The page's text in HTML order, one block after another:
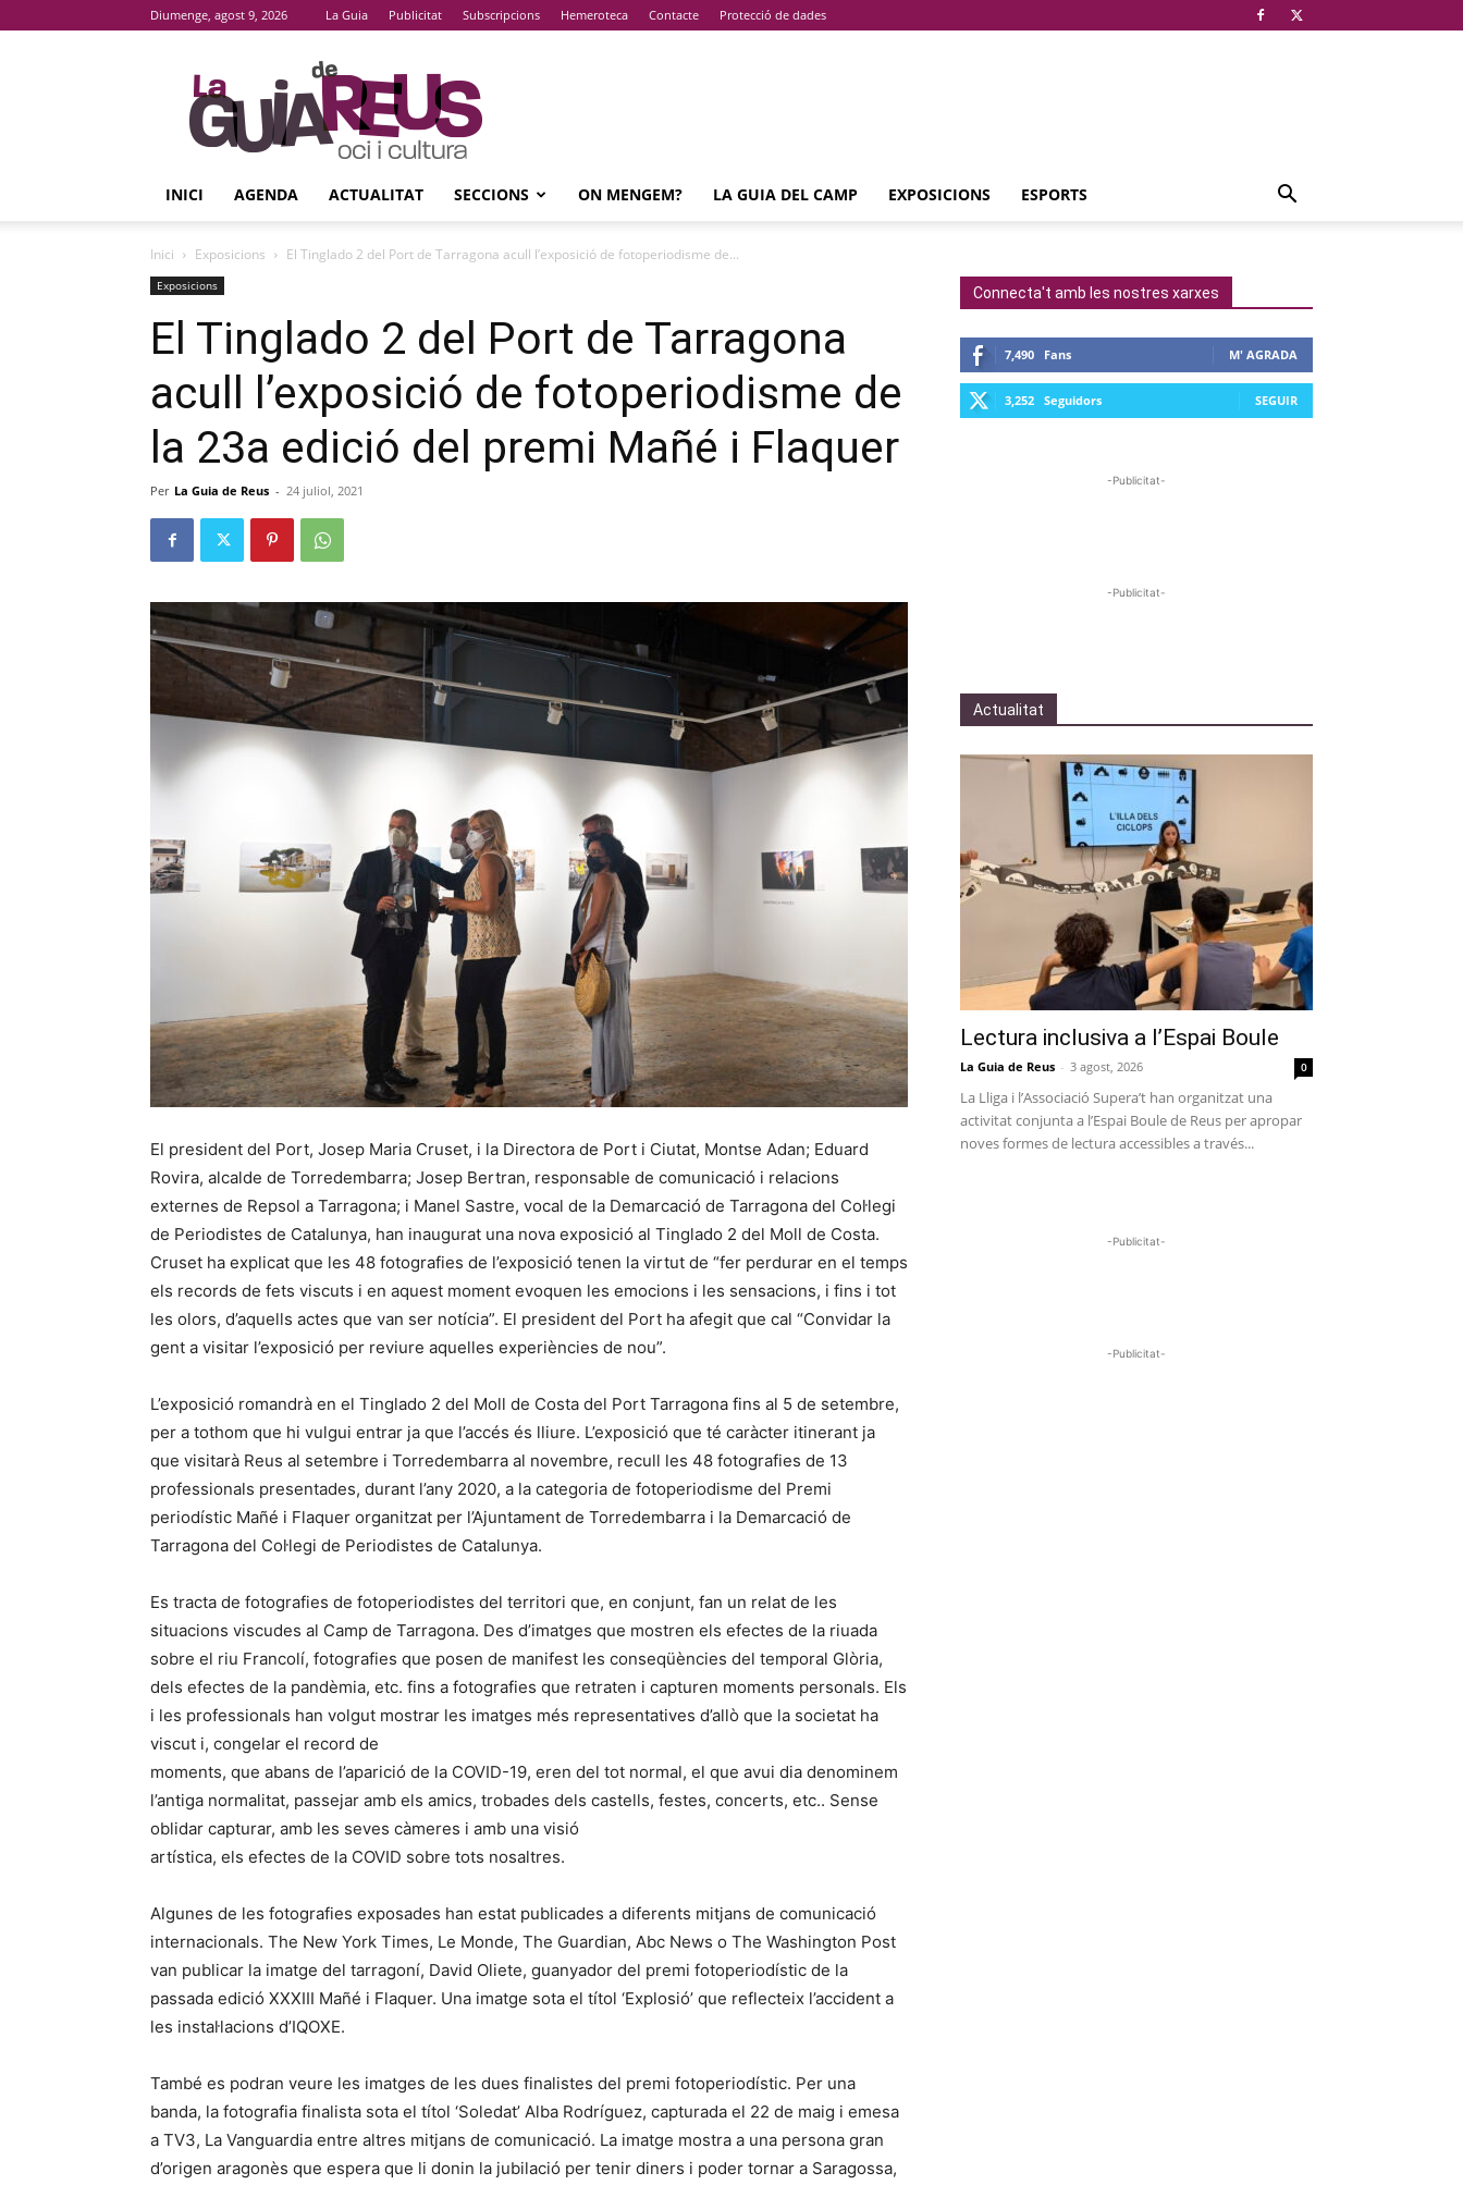
Diumenge, agost 9, 2026 La Guia Publicitat Subscripcions Hemeroteca Contacte Protecció de dades
La
Guia
De
Reus
INICI AGENDA ACTUALITAT SECCIONS ON MENGEM? LA GUIA DEL CAMP EXPOSICIONS ESPORTS
Inici Exposicions El Tinglado 2 del Port de Tarragona acull l’exposició de fotoperiodisme de...
Exposicions
El Tinglado 2 del Port de Tarragona
acull l’exposició de fotoperiodisme de
la 23a edició del premi Mañé i Flaquer
Per La Guia de Reus - 24 juliol, 2021
El president del Port, Josep Maria Cruset, i la Directora de Port i Ciutat, Montse Adan; Eduard
Rovira, alcalde de Torredembarra; Josep Bertran, responsable de comunicació i relacions
externes de Repsol a Tarragona; i Manel Sastre, vocal de la Demarcació de Tarragona del Col·legi
de Periodistes de Catalunya, han inaugurat una nova exposició al Tinglado 2 del Moll de Costa.
Cruset ha explicat que les 48 fotografies de l’exposició tenen la virtut de “fer perdurar en el temps
els records de fets viscuts i en aquest moment evoquen les emocions i les sensacions, i fins i tot
les olors, d’aquells actes que van ser notícia”. El president del Port ha afegit que cal “Convidar la
gent a visitar l’exposició per reviure aquelles experiències de nou”.
L’exposició romandrà en el Tinglado 2 del Moll de Costa del Port Tarragona fins al 5 de setembre,
per a tothom que hi vulgui entrar ja que l’accés és lliure. L’exposició que té caràcter itinerant ja
que visitarà Reus al setembre i Torredembarra al novembre, recull les 48 fotografies de 13
professionals presentades, durant l’any 2020, a la categoria de fotoperiodisme del Premi
periodístic Mañé i Flaquer organitzat per l’Ajuntament de Torredembarra i la Demarcació de
Tarragona del Col·legi de Periodistes de Catalunya.
Es tracta de fotografies de fotoperiodistes del territori que, en conjunt, fan un relat de les
situacions viscudes al Camp de Tarragona. Des d’imatges que mostren els efectes de la riuada
sobre el riu Francolí, fotografies que posen de manifest les conseqüències del temporal Glòria,
dels efectes de la pandèmia, etc. fins a fotografies que retraten i capturen moments personals. Els
i les professionals han volgut mostrar les imatges més representatives d’allò que la societat ha
viscut i, congelar el record de
moments, que abans de l’aparició de la COVID-19, eren del tot normal, el que avui dia denominem
l’antiga normalitat, passejar amb els amics, trobades dels castells, festes, concerts, etc.. Sense
oblidar capturar, amb les seves càmeres i amb una visió
artística, els efectes de la COVID sobre tots nosaltres.
Algunes de les fotografies exposades han estat publicades a diferents mitjans de comunicació
internacionals. The New York Times, Le Monde, The Guardian, Abc News o The Washington Post
van publicar la imatge del tarragoní, David Oliete, guanyador del premi fotoperiodístic de la
passada edició XXXIII Mañé i Flaquer. Una imatge sota el títol ‘Explosió’ que reflecteix l’accident a
les instal·lacions d’IQOXE.
També es podran veure les imatges de les dues finalistes del premi fotoperiodístic. Per una
banda, la fotografia finalista sota el títol ‘Soledat’ Alba Rodríguez, capturada el 22 de maig i emesa
a TV3, La Vanguardia entre altres mitjans de comunicació. La imatge mostra a una persona gran
d’origen aragonès que espera que li donin la jubilació per tenir diners i poder tornar a Saragossa,
Connecta't amb les nostres xarxes
7,490 Fans M' AGRADA
3,252 Seguidors SEGUIR
-Publicitat-
-Publicitat-
Actualitat
Lectura inclusiva a l’Espai Boule
La Guia de Reus - 3 agost, 2026 0
La Lliga i l’Associació Supera’t han organitzat una
activitat conjunta a l’Espai Boule de Reus per apropar
noves formes de lectura accessibles a través...
-Publicitat-
-Publicitat-